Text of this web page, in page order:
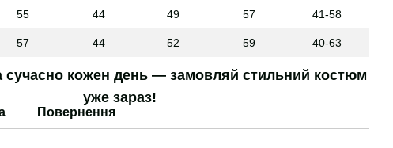
55 44 49 57 41-58
57 44 52 59 40-63
сучасно кожен день — замовляй стильний костюм
уже зараз!
Повернення